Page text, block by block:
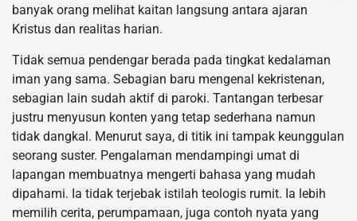
banyak orang melihat kaitan langsung antara ajaran
Kristus dan realitas harian.
Tidak semua pendengar berada pada tingkat kedalaman
iman yang sama. Sebagian baru mengenal kekristenan,
sebagian lain sudah aktif di paroki. Tantangan terbesar
justru menyusun konten yang tetap sederhana namun
tidak dangkal. Menurut saya, di titik ini tampak keunggulan
seorang suster. Pengalaman mendampingi umat di
lapangan membuatnya mengerti bahasa yang mudah
dipahami. Ia tidak terjebak istilah teologis rumit. Ia lebih
memilih cerita, perumpamaan, juga contoh nyata yang